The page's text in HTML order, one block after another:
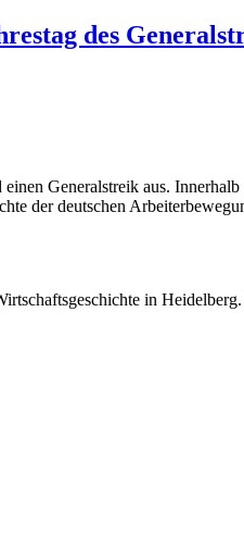
des
Generalstreik aus. Innerhalb
der deutschen
in